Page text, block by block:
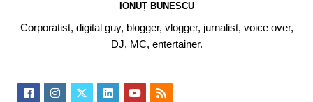
IONUȚ BUNESCU
Corporatist, digital guy, blogger, vlogger, jurnalist, voice over,
DJ, MC, entertainer.